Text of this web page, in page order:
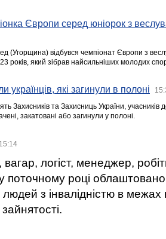
Європи серед юніорок з
(Угорщина) відбувся чемпіонат Європи з
років, який зібрав найсильніших молодих
українців, які загинули в полоні
Захисників та Захисниць України,
закатовані або загинули у полоні.
15:14
логіст, менеджер,
поточному році
з інвалідністю в межах